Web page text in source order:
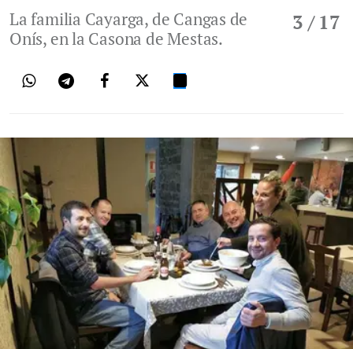
3 / 17
La familia Cayarga, de Cangas de
Onís, en la Casona de Mestas.